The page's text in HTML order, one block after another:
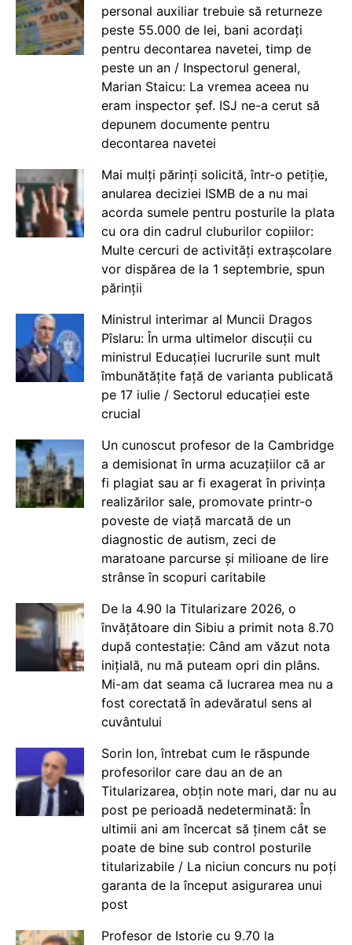
personal auxiliar trebuie să returneze
peste 55.000 de lei, bani acordați
pentru decontarea navetei, timp de
peste un an / Inspectorul general,
Marian Staicu: La vremea aceea nu
eram inspector șef. ISJ ne-a cerut să
depunem documente pentru
decontarea navetei
Mai mulți părinți solicită, într-o petiție,
anularea deciziei ISMB de a nu mai
acorda sumele pentru posturile la plata
cu ora din cadrul cluburilor copiilor:
Multe cercuri de activități extrașcolare
vor dispărea de la 1 septembrie, spun
părinții
Ministrul interimar al Muncii Dragos
Pîslaru: În urma ultimelor discuții cu
ministrul Educației lucrurile sunt mult
îmbunătățite față de varianta publicată
pe 17 iulie / Sectorul educației este
crucial
Un cunoscut profesor de la Cambridge
a demisionat în urma acuzațiilor că ar
fi plagiat sau ar fi exagerat în privința
realizărilor sale, promovate printr-o
poveste de viață marcată de un
diagnostic de autism, zeci de
maratoane parcurse și milioane de lire
strânse în scopuri caritabile
De la 4.90 la Titularizare 2026, o
învățătoare din Sibiu a primit nota 8.70
după contestație: Când am văzut nota
inițială, nu mă puteam opri din plâns.
Mi-am dat seama că lucrarea mea nu a
fost corectată în adevăratul sens al
cuvântului
Sorin Ion, întrebat cum le răspunde
profesorilor care dau an de an
Titularizarea, obțin note mari, dar nu au
post pe perioadă nedeterminată: În
ultimii ani am încercat să ținem cât se
poate de bine sub control posturile
titularizabile / La niciun concurs nu poți
garanta de la început asigurarea unui
post
Profesor de Istorie cu 9.70 la